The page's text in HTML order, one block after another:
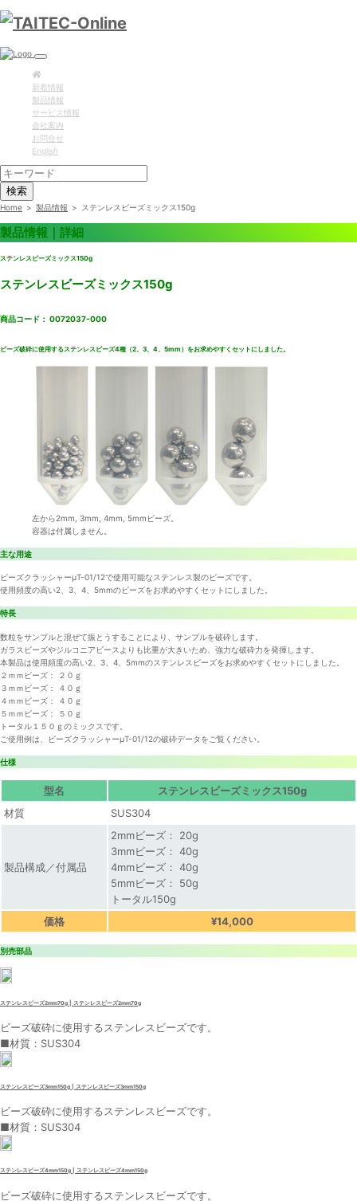
新着情報
製品情報
サービス情報
会社案内
お問合せ
English
検索
Home > 製品情報 > ステンレスビーズミックス150g
製品情報｜詳細
ステンレスビーズミックス150g
ステンレスビーズミックス150g
商品コード： 0072037-000
ビーズ破砕に使用するステンレスビーズ4種（2、3、4、5mm）をお求めやすくセットにしました。
左から2mm, 3mm, 4mm, 5mmビーズ。
容器は付属しません。
主な用途
ビーズクラッシャーμT-01/12で使用可能なステンレス製のビーズです。
使用頻度の高い2、3、4、5mmのビーズをお求めやすくセットにしました。
特長
数粒をサンプルと混ぜて振とうすることにより、サンプルを破砕します。
ガラスビーズやジルコニアビースよりも比重が大きいため、強力な破砕力を発揮します。
本製品は使用頻度の高い2、3、4、5mmのステンレスビーズをお求めやすくセットにしました。
２ｍｍビーズ： ２０ｇ
３ｍｍビーズ： ４０ｇ
４ｍｍビーズ： ４０ｇ
５ｍｍビーズ： ５０ｇ
トータル１５０ｇのミックスです。
ご使用例は、ビーズクラッシャーμT-01/12の破砕データをご覧ください。
仕様
型名
ステンレスビーズミックス150g
材質
SUS304
製品構成／付属品
2mmビーズ： 20g
3mmビーズ： 40g
4mmビーズ： 40g
5mmビーズ： 50g
トータル150g
価格
¥14,000
別売部品
ステンレスビーズ2mm70g | ステンレスビーズ2mm70g
ビーズ破砕に使用するステンレスビーズです。
■材質：SUS304
ステンレスビーズ3mm150g | ステンレスビーズ3mm150g
ビーズ破砕に使用するステンレスビーズです。
■材質：SUS304
ステンレスビーズ4mm150g | ステンレスビーズ4mm150g
ビーズ破砕に使用するステンレスビーズです。